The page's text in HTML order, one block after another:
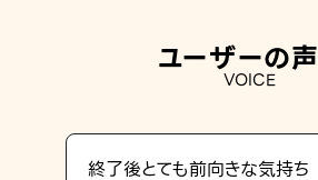
ユーザーの声
VOICE
終了後とても前向きな気持ち